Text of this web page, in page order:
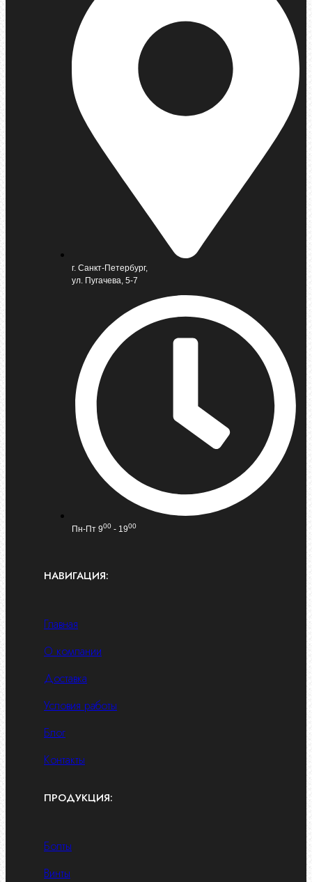
г. Санкт-Петербург,
ул. Пугачева, 5-7
Пн-Пт 900 - 1900
НАВИГАЦИЯ:
Главная
О компании
Доставка
Условия работы
Блог
Контакты
ПРОДУКЦИЯ:
Болты
Винты